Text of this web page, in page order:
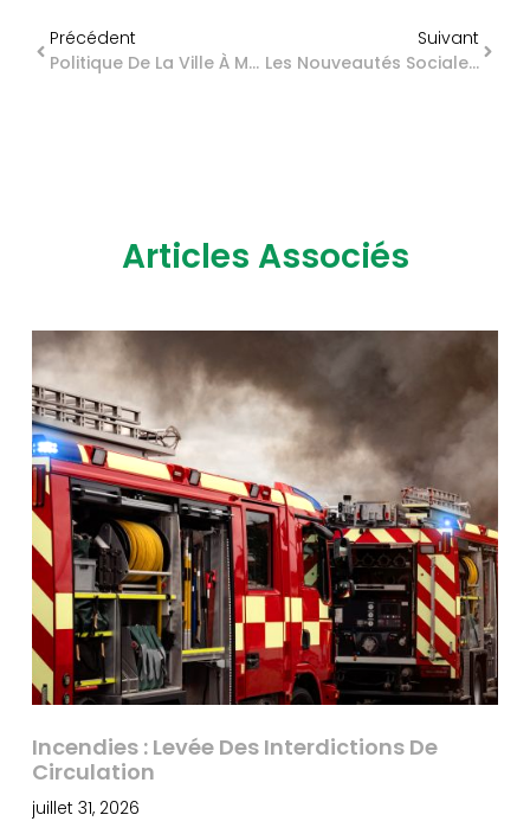
Précédent
Politique De La Ville À Mayotte : L’ensemble Du Territoire Est Concerné
Suivant
Les Nouveautés Sociales Applicables Pour Les Salariés Et Les Dirigeants En 2026
Articles Associés
Incendies : Levée Des Interdictions De
Circulation
juillet 31, 2026